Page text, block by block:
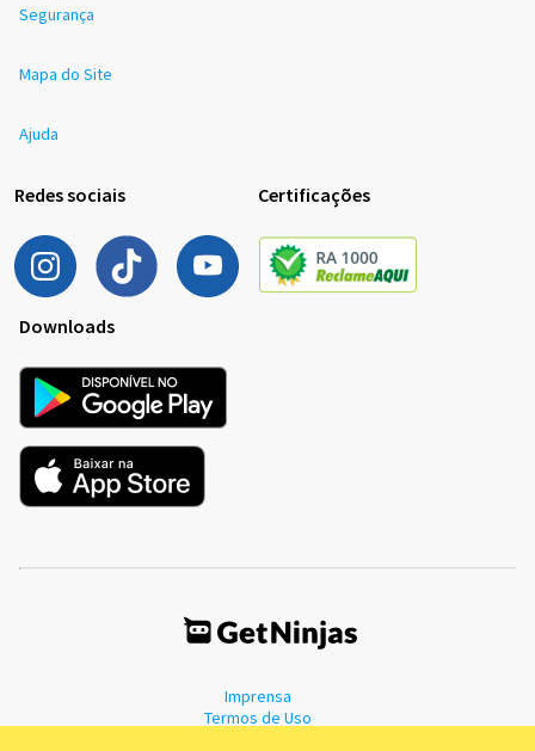
Segurança
Mapa do Site
Ajuda
Redes sociais Certificações
Downloads
Imprensa
Termos de Uso